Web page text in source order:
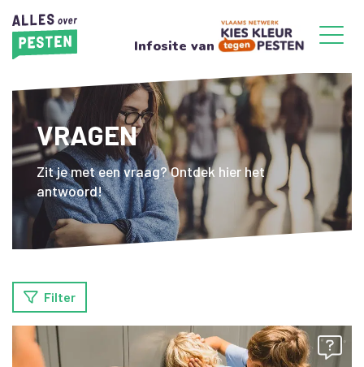
Infosite van
VRAGEN
Zit je met een vraag? Ontdek hier het
antwoord!
Filter
38 resultaten